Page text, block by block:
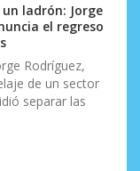
ladrón: Jorge
el regreso
Rodríguez,
de un sector
separar las